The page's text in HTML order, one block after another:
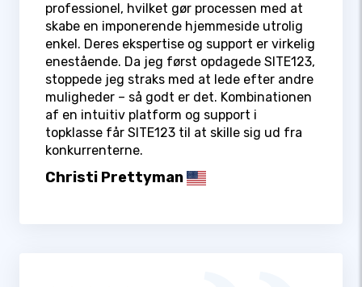
professionel, hvilket gør processen med at
skabe en imponerende hjemmeside utrolig
enkel. Deres ekspertise og support er virkelig
enestående. Da jeg først opdagede SITE123,
stoppede jeg straks med at lede efter andre
muligheder – så godt er det. Kombinationen
af en intuitiv platform og support i
topklasse får SITE123 til at skille sig ud fra
konkurrenterne.
Christi Prettyman